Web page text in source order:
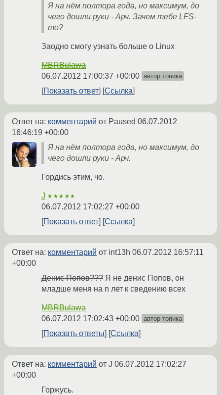
Я на нём полтора года, но максимум, до
чего дошли руки - Арч. Зачем тебе LFS-
то?
Заодно смогу узнать больше о Linux
MBRBulawa
06.07.2012 17:00:37 +00:00 автор топика
Показать ответ Ссылка
Ответ на: комментарий от Paused 06.07.2012
16:46:19 +00:00
Я на нём полтора года, но максимум, до
чего дошли руки - Арч.
Гордись этим, чо.
J ★★★★★
06.07.2012 17:02:27 +00:00
Показать ответ
Ссылка
Ответ на: комментарий от int13h 06.07.2012 16:57:11
+00:00
Денис Попов??? Я не денис Попов, он
младше меня на n лет к сведению всех
MBRBulawa
06.07.2012 17:02:43 +00:00 автор топика
Показать ответы Ссылка
Ответ на: комментарий от J 06.07.2012 17:02:27
+00:00
Горжусь.